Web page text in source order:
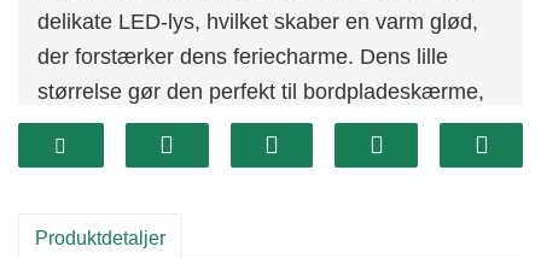
delikate LED-lys, hvilket skaber en varm glød,
der forstærker dens feriecharme. Dens lille
størrelse gør den perfekt til bordpladeskærme,
vinduer eller som en elegant tilføjelse til
gaveindpakning.
designet til holdbarhed og genbrug, så du kan
Produktdetaljer